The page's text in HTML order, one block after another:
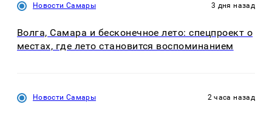
Новости Самары 3 дня назад
Волга, Самара и бесконечное лето: спецпроект о
местах, где лето становится воспоминанием
Новости Самары 2 часа назад